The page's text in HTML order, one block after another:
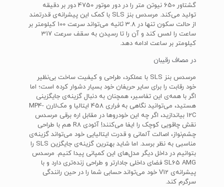
گشتاور 650 نیوتن متر را در دور موتور 4750 دور بر دقیقه
تولید می‌کند. مرسدس بنز SLS با کمک این پیشرانه‌ی قدرتمند
از حالت سکون تنها در 3.8 ثانیه می‌تواند سرعت 100 کیلومتر بر
ساعت را لمس کند و آن را تا رسیدن به سقف سرعت 317
کیلومتر بر ساعت ادامه دهد.
در مصاف رقیبان
مرسدس بنز SLS با عملکرد، طراحی و کیفیت ساخت بی‌نظیر
خود رقابت را برای سایر حریفان خود بسیار دشوار کرده است؛ اما
اگر با همه‌ی این تفاسیر، همچنان به دنبال گزینه‌ی جایگزینی
هستید، می‌توانید نگاهی به فراری 458 ایتالیا و مک‌لارن MP4-
12C بیاندازید، اگر چه این خودروها در مقابل اره برقی مرسدس
نقش چاقویی کوچک را ایفا می‌کنند! آئودی R8 هم با طراحی
چشم‌نواز، اصالت آلمانی و قدرت ایتالیایی خود می‌تواند گزینه‌ی
مناسبی به نظر برسد. اما شاید بهترین گزینه‌ی جایگزین SLS را
بتوانیم در داخل دیگر مدل‌های این کمپانی پیدا کنیم. مرسدس
SL65 AMG فضای داخلی جادارتر و طراحی زنده‌تری دارد و با
پیشرانه‌ی V12 خود می‌تواند حسابی شما را در حین رانندگی
سرگرم کند.